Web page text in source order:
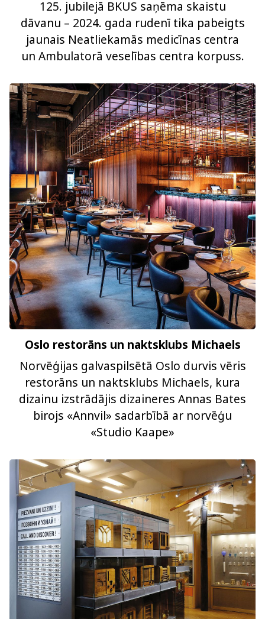
125. jubilejā BKUS saņēma skaistu
dāvanu – 2024. gada rudenī tika pabeigts
jaunais Neatliekamās medicīnas centra
un Ambulatorā veselības centra korpuss.
Oslo restorāns un naktsklubs Michaels
Norvēģijas galvaspilsētā Oslo durvis vēris
restorāns un naktsklubs Michaels, kura
dizainu izstrādājis dizaineres Annas Bates
birojs «Annvil» sadarbībā ar norvēģu
«Studio Kaape»